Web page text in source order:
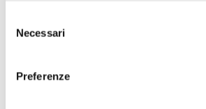
delNecessari
Preferenze
"Questa operazione è stata fatta
storia del Palazzo" ha chiosato
ambiente per ambiente, di opere